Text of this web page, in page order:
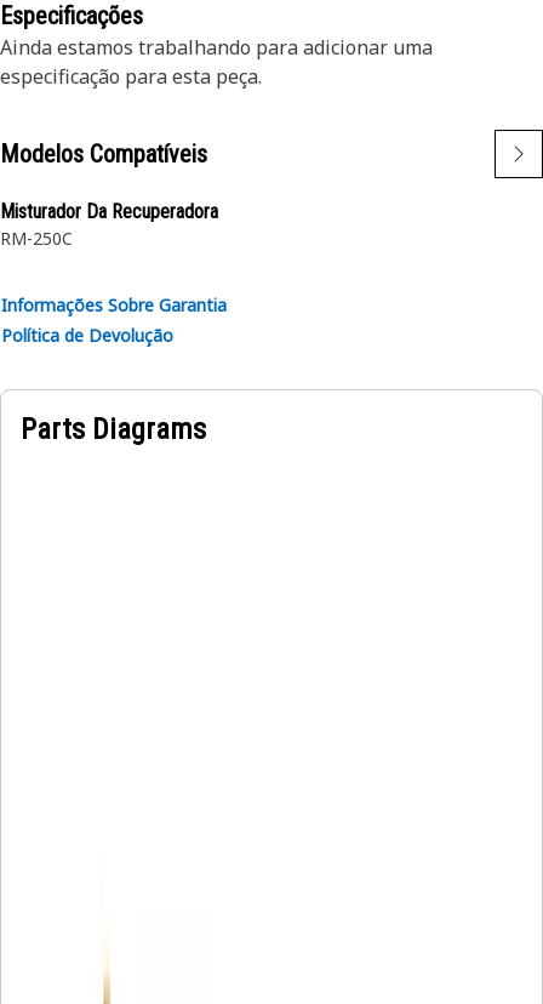
Especificações
Ainda estamos trabalhando para adicionar uma
especificação para esta peça.
Modelos Compatíveis
Misturador Da Recuperadora
RM-250C
Informações Sobre Garantia
Política de Devolução
Parts Diagrams